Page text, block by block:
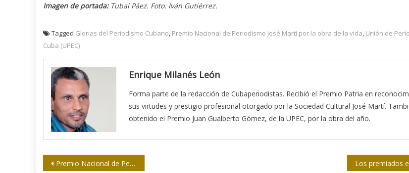
Imagen de portada:Tubal Páez. Foto: Iván Gutiérrez.
Tagged Glorias del Periodismo Cubano, Premio Nacional de Periodismo José Martí por la obra de la vida, Unión de
Cuba (UPEC)
Enrique Milanés León
Forma parte de la redacción de Cubaperiodistas. Recibió el Premio Patria en
sus virtudes y prestigio profesional otorgado por la Sociedad Cultural José Martí.
obtenido el Premio Juan Gualberto Gómez, de la UPEC, por la obra del año.
Navegación
Premio Nacional de Periodismo José Martí por la Obra de la Vida 2026: argumentación del jurado